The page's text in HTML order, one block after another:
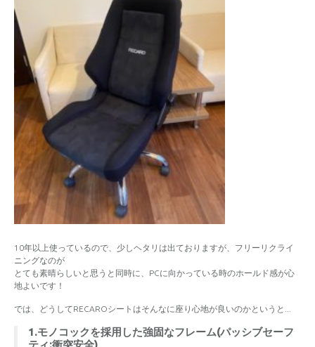
10年以上使っているので、少しヘタリは出ておりますが、フリーリクライ
ニングなのが
とても素晴らしいと思うと同時に、PCに向かっている時のホールド感が心
地よいです！
では、どうしてRECAROシートはそんなに座り心地が良いのかというと...
1.モノコックを採用した強固なフレーム(パッシブセーフ